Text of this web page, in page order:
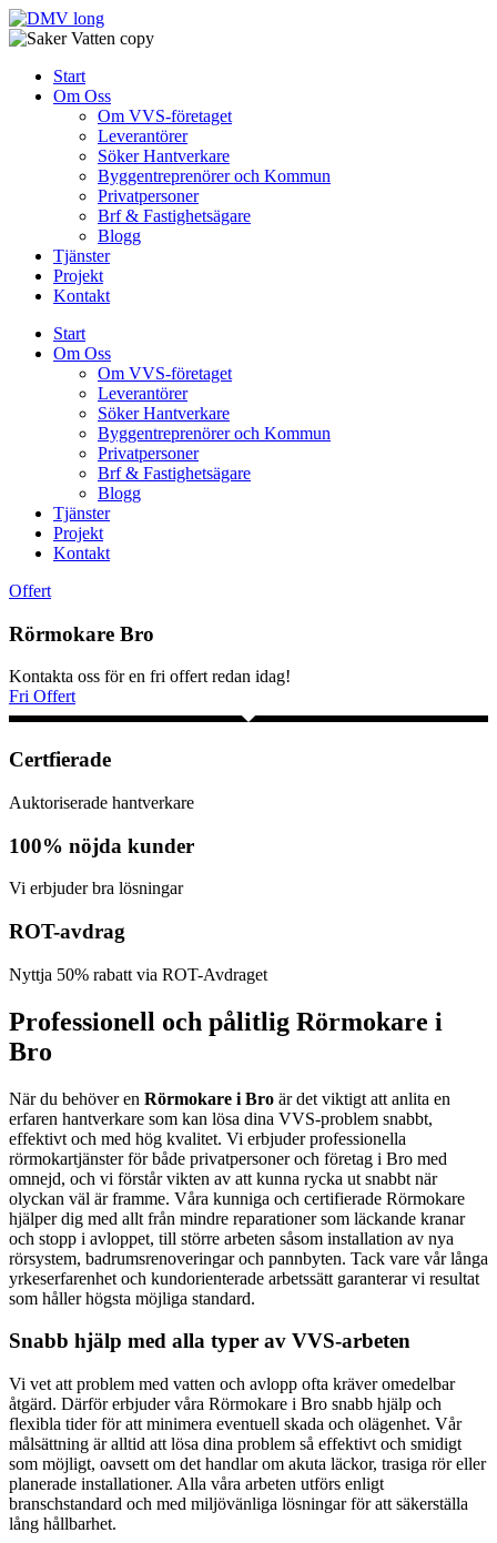
Skip
to
Start
Om Oss
Om VVS-företaget
Leverantörer
Söker Hantverkare
Byggentreprenörer och Kommun
Privatpersoner
Brf & Fastighetsägare
Blogg
Tjänster
Projekt
Kontakt
Start
Om Oss
Om VVS-företaget
Leverantörer
Söker Hantverkare
Byggentreprenörer och Kommun
Privatpersoner
Brf & Fastighetsägare
Blogg
Tjänster
Projekt
Kontakt
Offert
Rörmokare Bro
Kontakta oss för en fri offert redan idag!
Fri Offert
Certfierade
Auktoriserade hantverkare
100% nöjda kunder
Vi erbjuder bra lösningar
ROT-avdrag
Nyttja 50% rabatt via ROT-Avdraget
Professionell och pålitlig Rörmokare i
Bro
När du behöver en Rörmokare i Bro är det viktigt att anlita en
erfaren hantverkare som kan lösa dina VVS-problem snabbt,
effektivt och med hög kvalitet. Vi erbjuder professionella
rörmokartjänster för både privatpersoner och företag i Bro med
omnejd, och vi förstår vikten av att kunna rycka ut snabbt när
olyckan väl är framme. Våra kunniga och certifierade Rörmokare
hjälper dig med allt från mindre reparationer som läckande kranar
och stopp i avloppet, till större arbeten såsom installation av nya
rörsystem, badrumsrenoveringar och pannbyten. Tack vare vår långa
yrkeserfarenhet och kundorienterade arbetssätt garanterar vi resultat
som håller högsta möjliga standard.
Snabb hjälp med alla typer av VVS-arbeten
Vi vet att problem med vatten och avlopp ofta kräver omedelbar
åtgärd. Därför erbjuder våra Rörmokare i Bro snabb hjälp och
flexibla tider för att minimera eventuell skada och olägenhet. Vår
målsättning är alltid att lösa dina problem så effektivt och smidigt
som möjligt, oavsett om det handlar om akuta läckor, trasiga rör eller
planerade installationer. Alla våra arbeten utförs enligt
branschstandard och med miljövänliga lösningar för att säkerställa
lång hållbarhet.